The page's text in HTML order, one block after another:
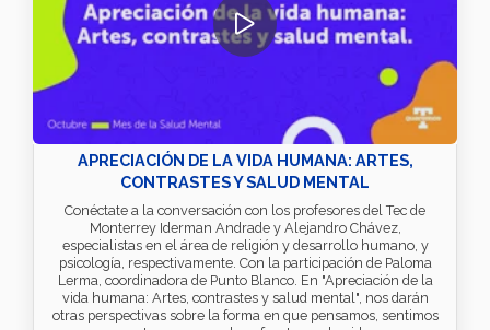
APRECIACIÓN DE LA VIDA HUMANA: ARTES,
CONTRASTES Y SALUD MENTAL
Conéctate a la conversación con los profesores del Tec de
Monterrey Iderman Andrade y Alejandro Chávez,
especialistas en el área de religión y desarrollo humano, y
psicología, respectivamente. Con la participación de Paloma
Lerma, coordinadora de Punto Blanco. En "Apreciación de la
vida humana: Artes, contrastes y salud mental", nos darán
otras perspectivas sobre la forma en que pensamos, sentimos